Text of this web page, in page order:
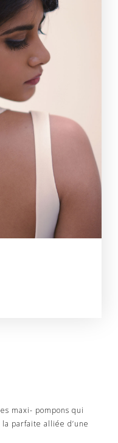
maxi- pompons qui
parfaite alliée d’une